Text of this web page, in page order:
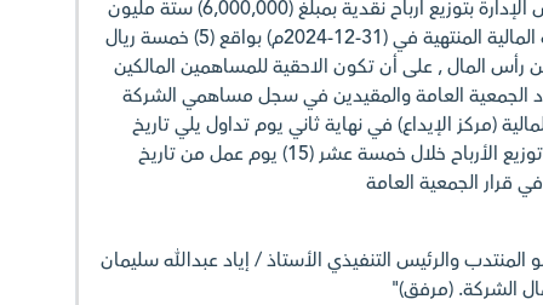
6. التصويت على توصية مجلس الإدارة بتوزيع أرباح نقدية بمبلغ (6,000,000) ستة مليون
ريال على المساهمين عن السنة المالية المنتهية في (31-12-2024م) بواقع (5) خمسة ريال
وبنسبة (50%) من رأس المال , على أن تكون الاحقية للمساهمين المالكين
الجمعية العامة والمقيدين في سجل مساهمي الشركة
(مركز الإيداع) في نهاية ثاني يوم تداول يلي تاريخ
الاستحقاق , على أن يبدأ تاريخ توزيع الأرباح خلال خمسة عشر (15) يوم عمل من تاريخ
قرار الجمعية العامة
والرئيس التنفيذي الأستاذ / إياد عبدالله سليمان
الشركة. (مرفق)"